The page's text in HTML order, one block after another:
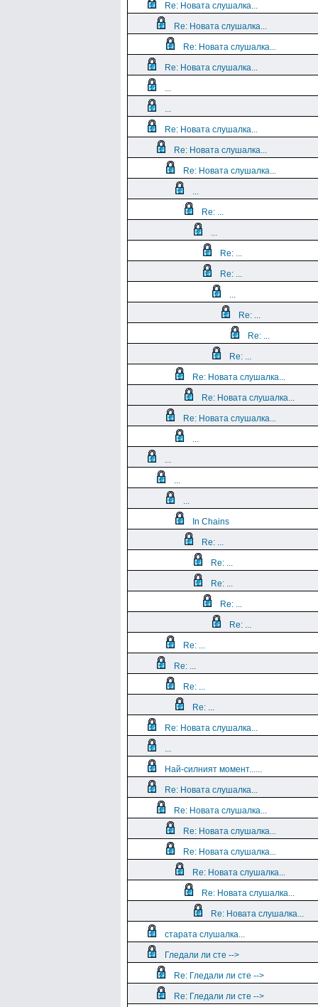
Re: Новата слушалка...
Re: Новата слушалка...
Re: Новата слушалка...
Re: Новата слушалка...
...
...
Re: Новата слушалка...
Re: Новата слушалка...
Re: Новата слушалка...
...
Re: ...
...
Re: ...
Re: ...
...
Re: ...
Re: ...
Re: ...
Re: Новата слушалка...
Re: Новата слушалка...
Re: Новата слушалка...
...
...
...
...
In Chains
Re: ...
Re: ...
Re: ...
Re: ...
Re: ...
Re: ...
Re: ...
Re: ...
Re: ...
Re: Новата слушалка...
...
Най-силният момент......
Re: Новата слушалка...
Re: Новата слушалка...
Re: Новата слушалка...
Re: Новата слушалка...
Re: Новата слушалка...
Re: Новата слушалка...
Re: Новата слушалка...
старата слушалка...
Гледали ли сте -->
Re: Гледали ли сте -->
Re: Гледали ли сте -->